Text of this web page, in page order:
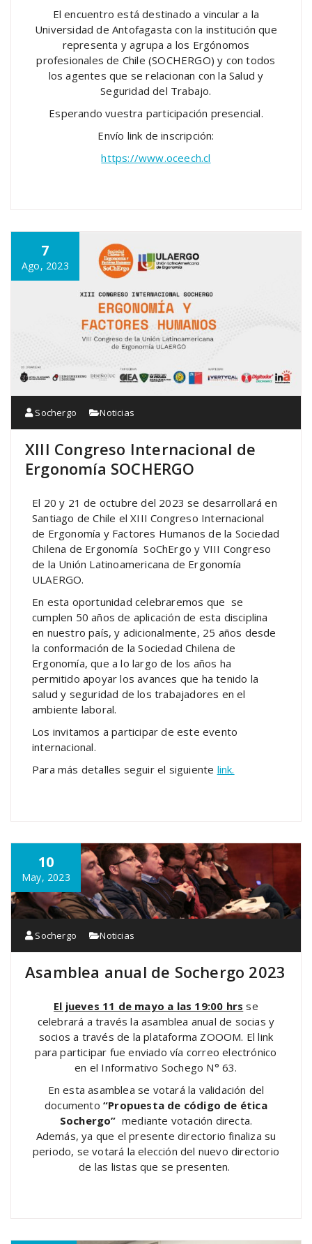
El encuentro está destinado a vincular a la
Universidad de Antofagasta con la institución que
representa y agrupa a los Ergónomos
profesionales de Chile (SOCHERGO) y con todos
los agentes que se relacionan con la Salud y
Seguridad del Trabajo.
Esperando vuestra participación presencial.
Envío link de inscripción:
https://www.oceech.cl
7
Ago, 2023
Sochergo Noticias
XIII Congreso Internacional de
Ergonomía SOCHERGO
El 20 y 21 de octubre del 2023 se desarrollará en
Santiago de Chile el XIII Congreso Internacional
de Ergonomía y Factores Humanos de la Sociedad
Chilena de Ergonomía SoChErgo y VIII Congreso
de la Unión Latinoamericana de Ergonomía
ULAERGO.
En esta oportunidad celebraremos que se
cumplen 50 años de aplicación de esta disciplina
en nuestro país, y adicionalmente, 25 años desde
la conformación de la Sociedad Chilena de
Ergonomía, que a lo largo de los años ha
permitido apoyar los avances que ha tenido la
salud y seguridad de los trabajadores en el
ambiente laboral.
Los invitamos a participar de este evento
internacional.
Para más detalles seguir el siguiente link.
10
May, 2023
Sochergo Noticias
Asamblea anual de Sochergo 2023
El jueves 11 de mayo a las 19:00 hrs se
celebrará a través la asamblea anual de socias y
socios a través de la plataforma ZOOOM. El link
para participar fue enviado vía correo electrónico
en el Informativo Sochego N° 63.
En esta asamblea se votará la validación del
documento“Propuesta de código de ética
Sochergo” mediante votación directa.
Además, ya que el presente directorio finaliza su
periodo, se votará la elección del nuevo directorio
de las listas que se presenten.